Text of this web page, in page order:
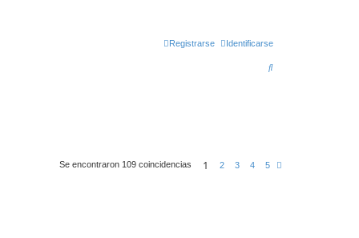
Identificarse
Registrarse
B
Se encontraron 109 coincidencias 1 2 3 4 5